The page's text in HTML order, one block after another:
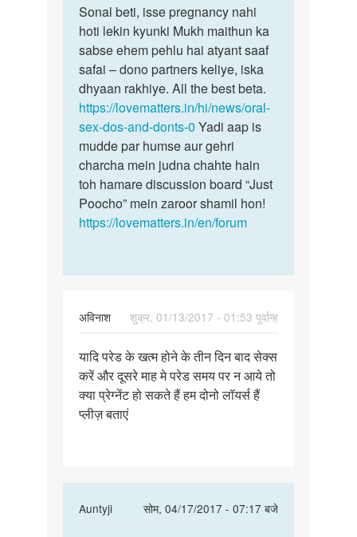
to
maine
ling
chusa
he
to
kya
me
by
sonal
Isse
pregnancy
nahi
hoti
Sonal beti, isse pregnancy nahi
hoti lekin kyunki Mukh maithun ka
sabse ehem pehlu hai atyant saaf
safai – dono partners keliye, iska
dhyaan rakhiye. All the best beta.
https://lovematters.in/hi/news/oral-
sex-dos-and-donts-0 Yadi aap is
mudde par humse aur gehri
charcha mein judna chahte hain
toh hamare discussion board “Just
Poocho” mein zaroor shamil hon!
https://lovematters.in/en/forum
अविनाश
शुक्र, 01/13/2017 - 01:53 पूर्वान्ह
यादि
परेड
के
खत्म
यादि परेड के खत्म होने के तीन दिन बाद सेक्स
करें और दूसरे माह मे परेड समय पर न आये तो
क्या प्रेग्नेंट हो सकते हैं हम दोनो लॉयर्स हैं
प्लीज़ बताएं
Auntyji
सोम, 04/17/2017 - 07:17 बजे
In